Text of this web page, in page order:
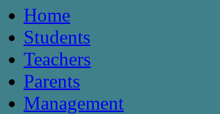
Home
Students
Teachers
Parents
Management